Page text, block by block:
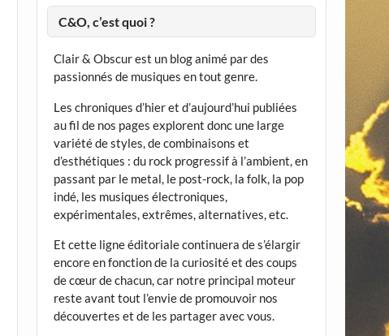
C&O, c’est quoi ?
Clair & Obscur est un blog animé par des
passionnés de musiques en tout genre.
Les chroniques d’hier et d’aujourd’hui publiées
au fil de nos pages explorent donc une large
variété de styles, de combinaisons et
d’esthétiques : du rock progressif à l’ambient, en
passant par le metal, le post-rock, la folk, la pop
indé, les musiques électroniques,
expérimentales, extrêmes, alternatives, etc.
Et cette ligne éditoriale continuera de s’élargir
encore en fonction de la curiosité et des coups
de cœur de chacun, car notre principal moteur
reste avant tout l’envie de promouvoir nos
découvertes et de les partager avec vous.